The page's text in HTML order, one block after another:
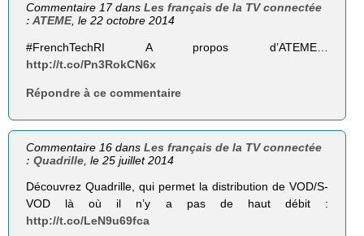
Commentaire 17 dansLes français de la TV connectée
: ATEME, le 22 octobre 2014
#FrenchTechRI A propos d’ATEME…
http://t.co/Pn3RokCN6x
Répondre à ce commentaire
Commentaire 16 dansLes français de la TV connectée
: Quadrille , le 25 juillet 2014
Découvrez Quadrille, qui permet la distribution de VOD/S-
VOD là où il n’y a pas de haut débit :
http://t.co/LeN9u69fca